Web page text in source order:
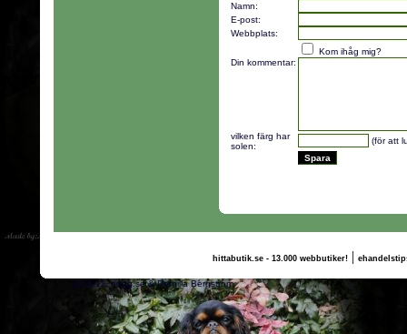
Namn:
E-post:
Webbplats:
Kom ihåg mig?
Din kommentar:
vilken färg har
solen:
(för att
hittabutik.se - 13.000 webbutiker!|
(c) 2011, nogg.se & Pernilla Bergström